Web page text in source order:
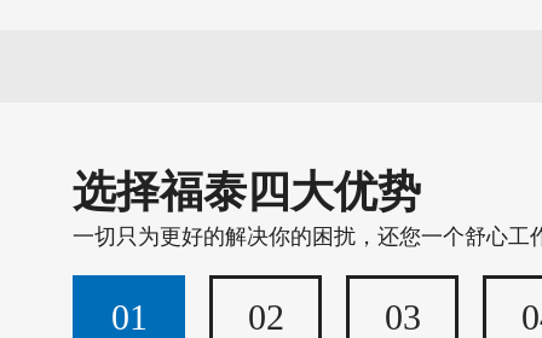
选择福泰四大优势
一切只为更好的解决你的困扰，还您一个舒心工
01 02 03